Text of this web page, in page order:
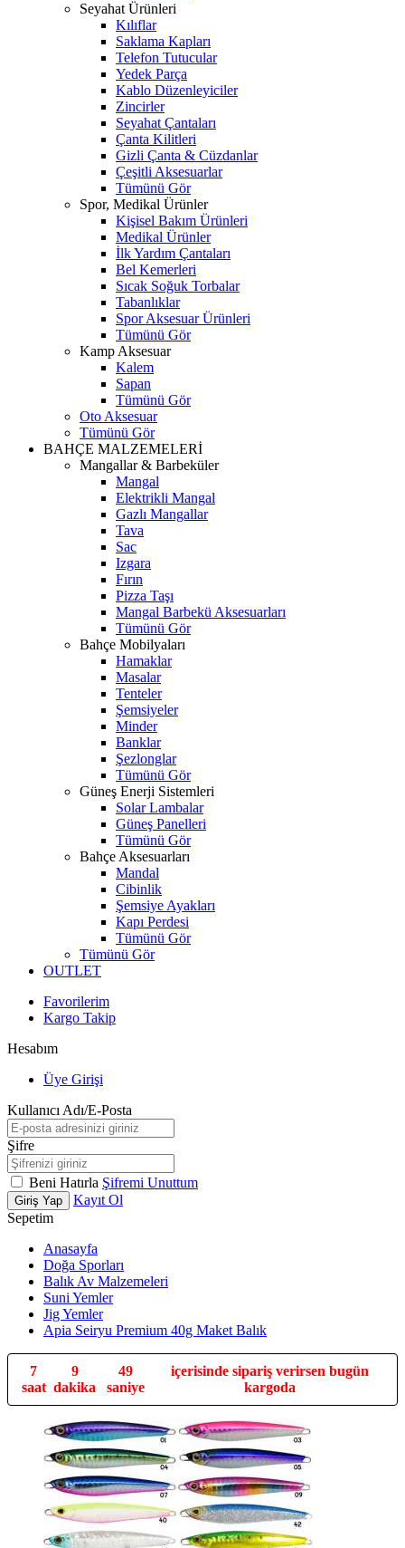
Seyahat Ürünleri
Kılıflar
Saklama Kapları
Telefon Tutucular
Yedek Parça
Kablo Düzenleyiciler
Zincirler
Seyahat Çantaları
Çanta Kilitleri
Gizli Çanta & Cüzdanlar
Çeşitli Aksesuarlar
Tümünü Gör
Spor, Medikal Ürünler
Kişisel Bakım Ürünleri
Medikal Ürünler
İlk Yardım Çantaları
Bel Kemerleri
Sıcak Soğuk Torbalar
Tabanlıklar
Spor Aksesuar Ürünleri
Tümünü Gör
Kamp Aksesuar
Kalem
Sapan
Tümünü Gör
Oto Aksesuar
Tümünü Gör
BAHÇE MALZEMELERİ
Mangallar & Barbeküler
Mangal
Elektrikli Mangal
Gazlı Mangallar
Tava
Sac
Izgara
Fırın
Pizza Taşı
Mangal Barbekü Aksesuarları
Tümünü Gör
Bahçe Mobilyaları
Hamaklar
Masalar
Tenteler
Şemsiyeler
Minder
Banklar
Şezlonglar
Tümünü Gör
Güneş Enerji Sistemleri
Solar Lambalar
Güneş Panelleri
Tümünü Gör
Bahçe Aksesuarları
Mandal
Cibinlik
Şemsiye Ayakları
Kapı Perdesi
Tümünü Gör
Tümünü Gör
OUTLET
Favorilerim
Kargo Takip
Hesabım
Üye Girişi
Kullanıcı Adı/E-Posta
Şifre
Beni Hatırla Şifremi Unuttum
Giriş Yap
Kayıt Ol
Sepetim
Anasayfa
Doğa Sporları
Balık Av Malzemeleri
Suni Yemler
Jig Yemler
Apia Seiryu Premium 40g Maket Balık
7
saat
9
dakika
48
saniye
içerisinde sipariş verirsen bugün
kargoda